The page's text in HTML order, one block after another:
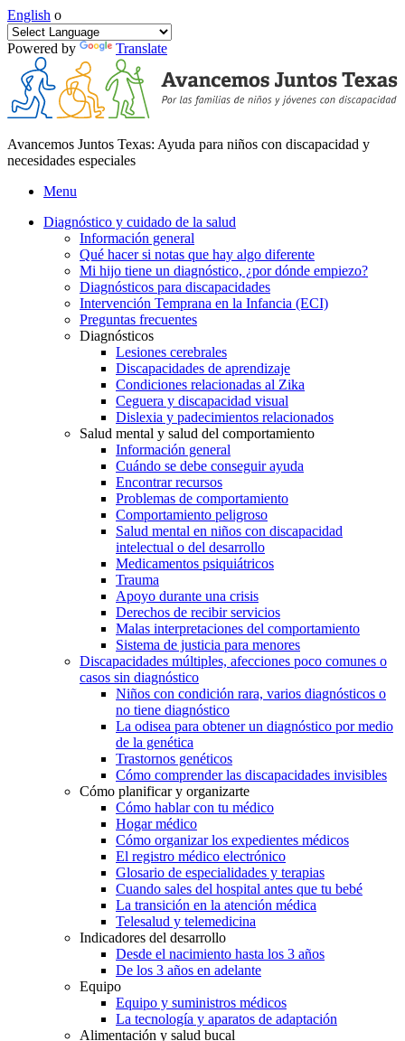
English o
Powered by Translate
Avancemos Juntos Texas: Ayuda para niños con discapacidad y
necesidades especiales
Menu
Diagnóstico y cuidado de la salud
Información general
Qué hacer si notas que hay algo diferente
Mi hijo tiene un diagnóstico, ¿por dónde empiezo?
Diagnósticos para discapacidades
Intervención Temprana en la Infancia (ECI)
Preguntas frecuentes
Diagnósticos
Lesiones cerebrales
Discapacidades de aprendizaje
Condiciones relacionadas al Zika
Ceguera y discapacidad visual
Dislexia y padecimientos relacionados
Salud mental y salud del comportamiento
Información general
Cuándo se debe conseguir ayuda
Encontrar recursos
Problemas de comportamiento
Comportamiento peligroso
Salud mental en niños con discapacidad
intelectual o del desarrollo
Medicamentos psiquiátricos
Trauma
Apoyo durante una crisis
Derechos de recibir servicios
Malas interpretaciones del comportamiento
Sistema de justicia para menores
Discapacidades múltiples, afecciones poco comunes o
casos sin diagnóstico
Niños con condición rara, varios diagnósticos o
no tiene diagnóstico
La odisea para obtener un diagnóstico por medio
de la genética
Trastornos genéticos
Cómo comprender las discapacidades invisibles
Cómo planificar y organizarte
Cómo hablar con tu médico
Hogar médico
Cómo organizar los expedientes médicos
El registro médico electrónico
Glosario de especialidades y terapias
Cuando sales del hospital antes que tu bebé
La transición en la atención médica
Telesalud y telemedicina
Indicadores del desarrollo
Desde el nacimiento hasta los 3 años
De los 3 años en adelante
Equipo
Equipo y suministros médicos
La tecnología y aparatos de adaptación
Alimentación y salud bucal